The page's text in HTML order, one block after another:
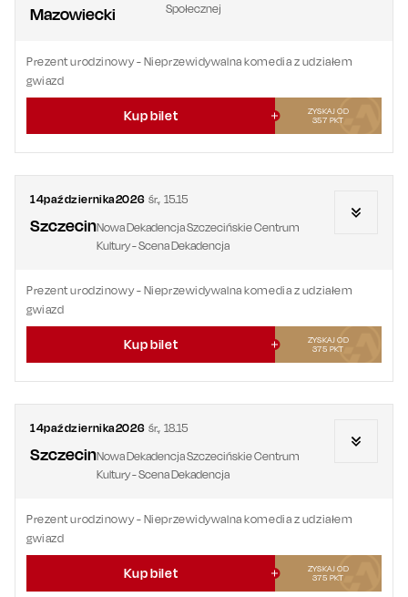
Mazowiecki
Społecznej
Prezent urodzinowy- Nieprzewidywalna komedia z udziałem
gwiazd
Kup bilet
ZYSKAJ OD
357 PKT
14października2026 śr.,15.15
SzczecinNowa Dekadencja Szczecińskie Centrum
Kultury - Scena Dekadencja
Prezent urodzinowy- Nieprzewidywalna komedia z udziałem
gwiazd
Kup bilet
ZYSKAJ OD
375 PKT
14października2026 śr.,18.15
SzczecinNowa Dekadencja Szczecińskie Centrum
Kultury - Scena Dekadencja
Prezent urodzinowy- Nieprzewidywalna komedia z udziałem
gwiazd
Kup bilet
ZYSKAJ OD
375 PKT